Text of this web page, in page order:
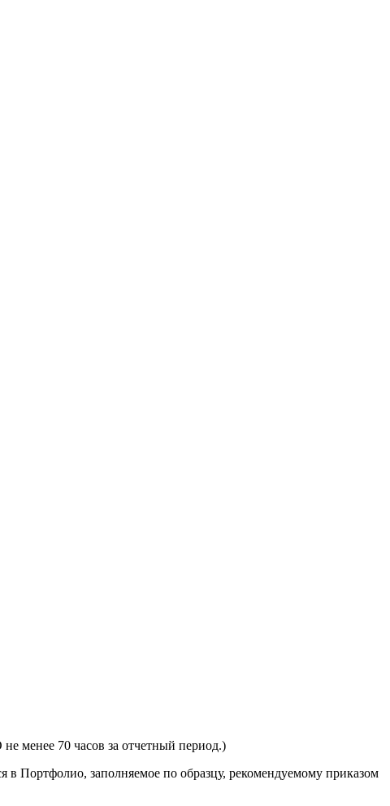
менее 70 часов за отчетный период.)
Портфолио, заполняемое по образцу, рекомендуемому приказом